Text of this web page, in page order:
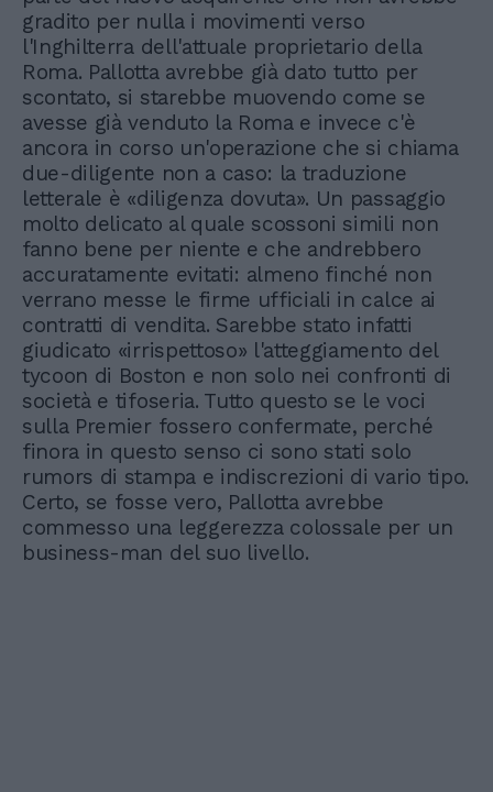
gradito per nulla i movimenti verso
l'Inghilterra dell'attuale proprietario della
Roma. Pallotta avrebbe già dato tutto per
scontato, si starebbe muovendo come se
avesse già venduto la Roma e invece c'è
ancora in corso un'operazione che si chiama
due-diligente non a caso: la traduzione
letterale è «diligenza dovuta». Un passaggio
molto delicato al quale scossoni simili non
fanno bene per niente e che andrebbero
accuratamente evitati: almeno finché non
verrano messe le firme ufficiali in calce ai
contratti di vendita. Sarebbe stato infatti
giudicato «irrispettoso» l'atteggiamento del
tycoon di Boston e non solo nei confronti di
società e tifoseria. Tutto questo se le voci
sulla Premier fossero confermate, perché
finora in questo senso ci sono stati solo
rumors di stampa e indiscrezioni di vario tipo.
Certo, se fosse vero, Pallotta avrebbe
commesso una leggerezza colossale per un
business-man del suo livello.